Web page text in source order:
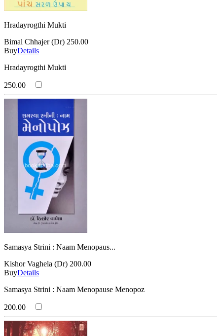
Hradayrogthi Mukti
Bimal Chhajer (Dr) 250.00
BuyDetails
Hradayrogthi Mukti
250.00
Samasya Strini : Naam Menopaus...
Kishor Vaghela (Dr) 200.00
BuyDetails
Samasya Strini : Naam Menopause Menopoz
200.00